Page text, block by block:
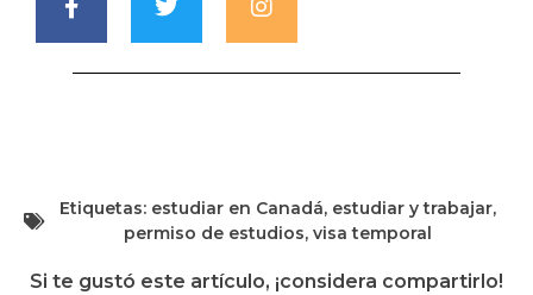
Etiquetas: estudiar en Canadá, estudiar y trabajar,
permiso de estudios, visa temporal
Si te gustó este artículo, ¡considera compartirlo!